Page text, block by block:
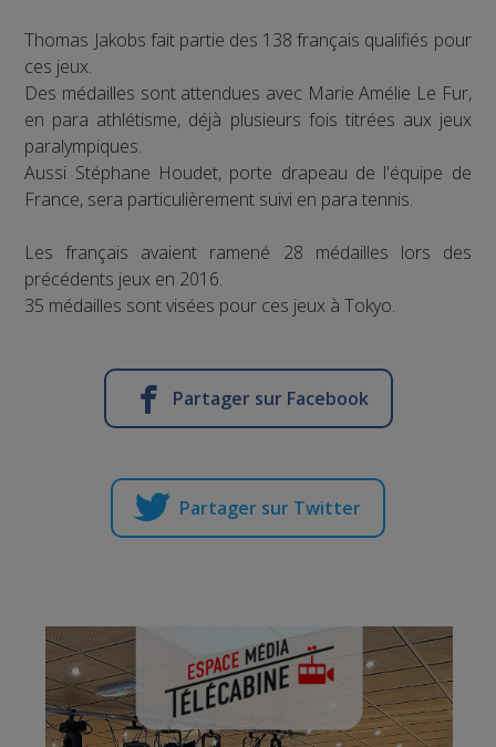
Thomas Jakobs fait partie des 138 français qualifiés pour
ces jeux.
Des médailles sont attendues avec Marie Amélie Le Fur,
en para athlétisme, déjà plusieurs fois titrées aux jeux
paralympiques.
Aussi Stéphane Houdet, porte drapeau de l'équipe de
France, sera particulièrement suivi en para tennis.
Les français avaient ramené 28 médailles lors des
précédents jeux en 2016.
35 médailles sont visées pour ces jeux à Tokyo.
Partager sur Facebook
Partager sur Twitter